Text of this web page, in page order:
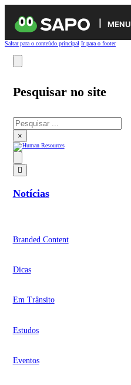
MENU
Saltar para o conteúdo principal Ir para o footer
Pesquisar no site
Pesquisar
×
Notícias
Branded Content
Dicas
Em Trânsito
Estudos
Eventos